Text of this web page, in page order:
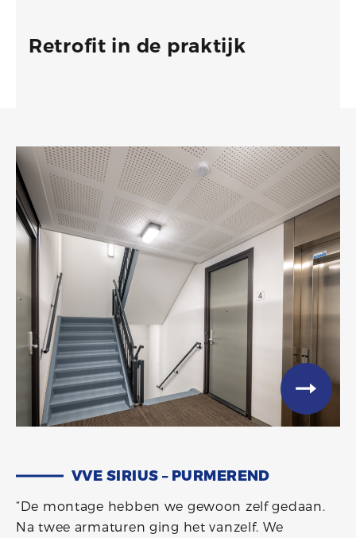
Retrofit in de praktijk
VVE SIRIUS – PURMEREND
“De montage hebben we gewoon zelf gedaan.
Na twee armaturen ging het vanzelf. We